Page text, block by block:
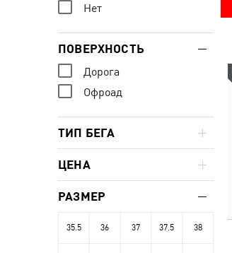
Нет
ПОВЕРХНОСТЬ
Дорога
Офроад
ТИП БЕГА
ЦЕНА
РАЗМЕР
35.5 36 37 37.5 38